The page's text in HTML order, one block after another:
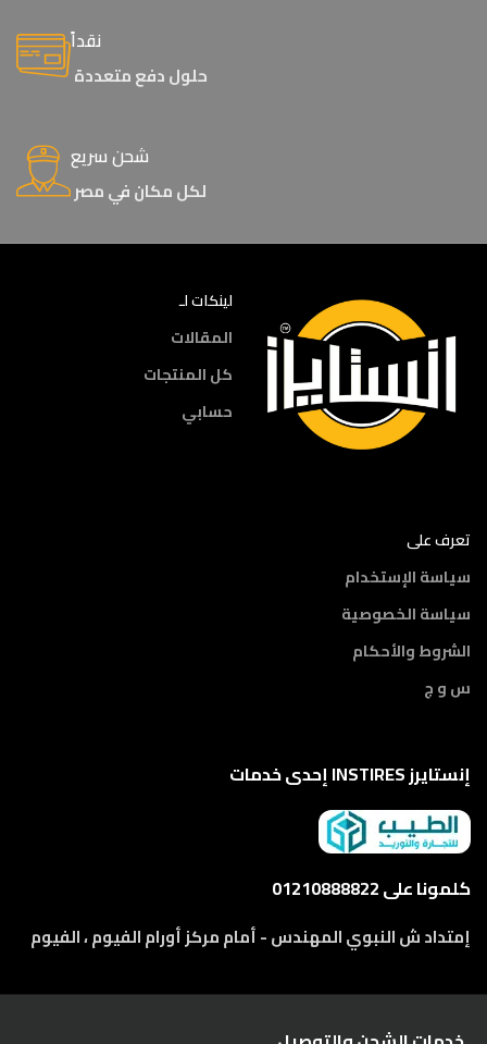
نقداً
حلول دفع متعددة
شحن سريع
لكل مكان في مصر
لينكات لـ
المقالات
كل المنتجات
حسابي
تعرف على
سياسة الإستخدام
سياسة الخصوصية
الشروط والأحكام
س و ج
إنستايرز INSTIRES إحدى خدمات
كلمونا على 01210888822
إمتداد ش النبوي المهندس - أمام مركز أورام الفيوم ، الفيوم